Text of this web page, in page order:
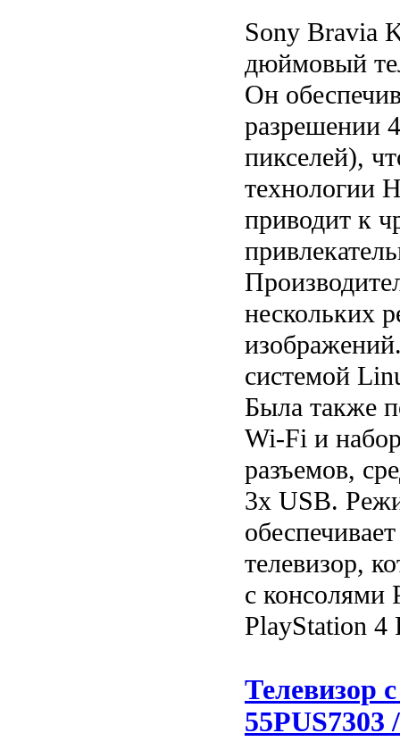
Sony Bravia
дюймовый
Он
разрешении
пикселей),
технологии
приводит к
нескольких
системой
Была также
Wi-Fi и
разъемов,
3x USB.
телевизор,
с консолями
PlayStation 4
Телевизор
55PUS7303